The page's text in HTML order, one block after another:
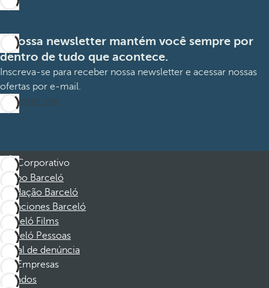
A nossa newsletter mantém você sempre por
dentro de tudo que acontece.
Inscreva-se para receber nossa newsletter e acessar nossas
ofertas por e-mail.
Inscrever-me
Corporativo
Grupo Barceló
Fundação Barceló
Vacaciones Barceló
Barceló Films
Barceló Pessoas
Canal de denúncia
Empresas
Afiliados